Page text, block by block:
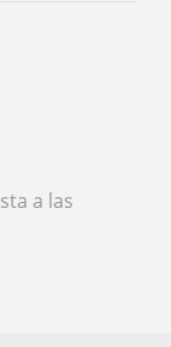
a las